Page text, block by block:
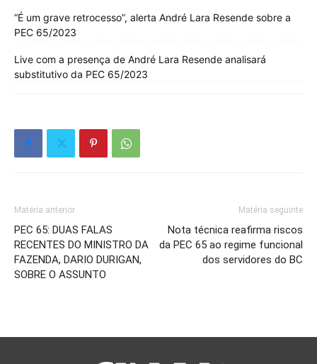
“É um grave retrocesso”, alerta André Lara Resende sobre a
PEC 65/2023
Live com a presença de André Lara Resende analisará
substitutivo da PEC 65/2023
Matéria anterior
PEC 65: DUAS FALAS
RECENTES DO MINISTRO DA
FAZENDA, DARIO DURIGAN,
SOBRE O ASSUNTO
Matéria seguinte
Nota técnica reafirma riscos
da PEC 65 ao regime funcional
dos servidores do BC